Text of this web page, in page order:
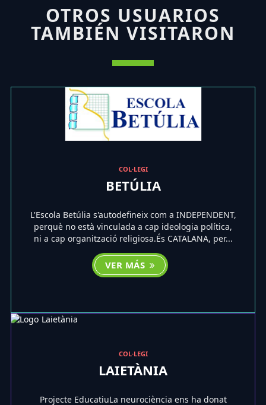
OTROS USUARIOS
TAMBIÉN VISITARON
COL·LEGI
BETÚLIA
L'Escola Betúlia s'autodefineix com a INDEPENDENT,
perquè no està vinculada a cap ideologia política,
ni a cap organització religiosa.És CATALANA, per...
VER MÁS
COL·LEGI
LAIETÀNIA
Projecte EducatiuLa neurociència ens ha donat